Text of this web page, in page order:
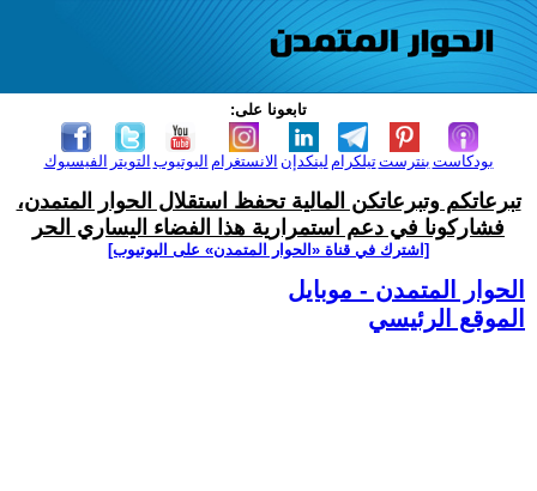
تابعونا على:
الفيسبوك التويتر اليوتيوب الانستغرام لينكدإن تيلكرامبنترست بودكاست
تبرعاتكم وتبرعاتكن المالية تحفظ استقلال الحوار المتمدن،
فشاركونا في دعم استمرارية هذا الفضاء اليساري الحر
[اشترك في قناة ‫«الحوار المتمدن» على اليوتيوب]
الحوار المتمدن - موبايل
الموقع الرئيسي